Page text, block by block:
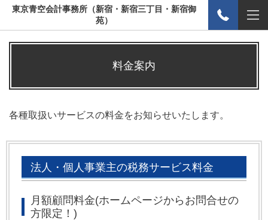
東京青空会計事務所（新宿・新宿三丁目・新宿御
苑）
料金案内
各種取扱いサービスの料金をお知らせいたします。
法人・個人事業主の税務サービス料金
月額顧問料金(ホームページからお問合せの
方限定！)